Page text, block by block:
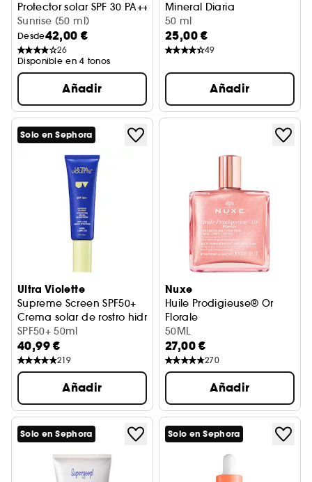
Protector solar SPF 30 PA+++ con AH + Niacinamida
Sunrise (50 ml)
Desde42,00 €
26
Disponible en 4 tonos
Añadir
Mineral Diaria
Protección solar UVA / UVB
50 ml
25,00 €
49
Añadir
Solo en Sephora
Ultra Violette
Supreme Screen SPF50+
Crema solar de rostro hidratante
SPF50+ 50ml
40,99 €
219
Añadir
Nuxe
Huile Prodigieuse® Or
Florale
50ML
27,00 €
270
Añadir
Solo en Sephora Solo en Sephora